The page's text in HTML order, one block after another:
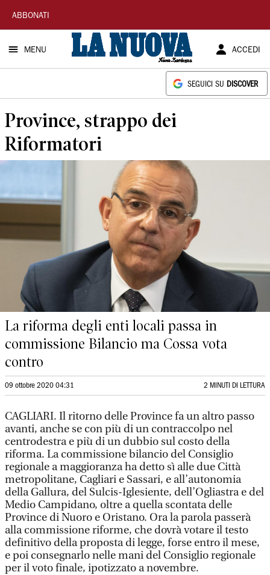
La
Nuova
Sardegna
ABBONATI
MENU ACCEDI
SEGUICI SU DISCOVER
Province, strappo dei
Riformatori
La riforma degli enti locali passa in
commissione Bilancio ma Cossa vota
contro
09 ottobre 2020 04:31 2 MINUTI DI LETTURA
CAGLIARI. Il ritorno delle Province fa un altro passo
avanti, anche se con più di un contraccolpo nel
centrodestra e più di un dubbio sul costo della
riforma. La commissione bilancio del Consiglio
regionale a maggioranza ha detto sì alle due Città
metropolitane, Cagliari e Sassari, e all’autonomia
della Gallura, del Sulcis-Iglesiente, dell’Ogliastra e del
Medio Campidano, oltre a quella scontata delle
Province di Nuoro e Oristano. Ora la parola passerà
alla commissione riforme, che dovrà votare il testo
definitivo della proposta di legge, forse entro il mese,
e poi consegnarlo nelle mani del Consiglio regionale
per il voto finale, ipotizzato a novembre.